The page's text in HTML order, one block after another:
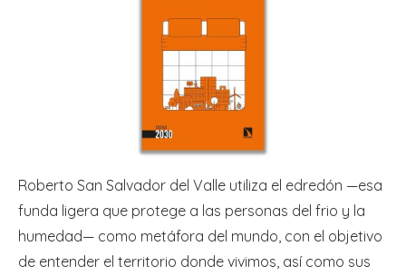
Roberto San Salvador del Valle utiliza el edredón —esa
funda ligera que protege a las personas del frio y la
humedad— como metáfora del mundo, con el objetivo
de entender el territorio donde vivimos, así como sus